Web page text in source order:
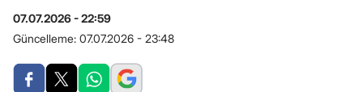
07.07.2026 - 22:59
Güncelleme: 07.07.2026 - 23:48